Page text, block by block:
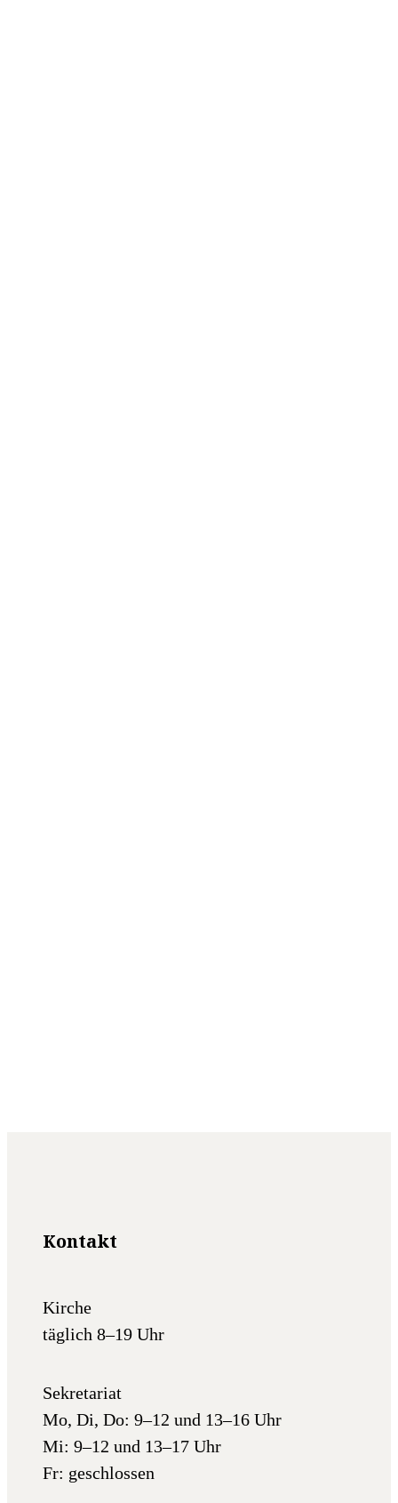
Kontakt
Kirche
täglich 8–19 Uhr
Sekretariat
Mo, Di, Do: 9–12 und 13–16 Uhr
Mi: 9–12 und 13–17 Uhr
Fr: geschlossen